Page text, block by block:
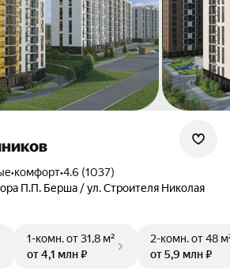
•комфорт•4.6 (1037)
П.П. Берша / ул. Строителя Николая
1-комн.от 31,8 м²
от 4,1 млн ₽
2-комн.от 48
от 5,9 млн ₽